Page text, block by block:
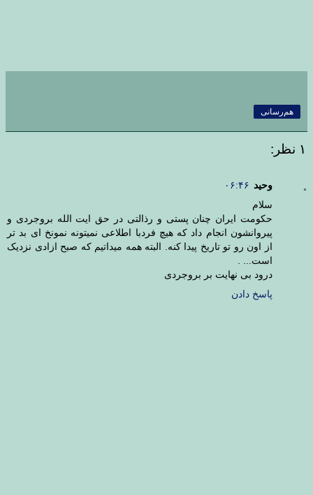
هم‌رسانی
۱ نظر:
وحید ۰۶:۴۶
سلام
حکومت ایران چنان پستی و رذالتی در حق ایت الله بروجردی و
پیروانشون انجام داد که هیچ فردبا اطلاعی نمیتونه نمونخ ای بد تر
از اون رو تو تاریخ پیدا کنه. البته همه میداتیم که صبح ازادی نزدیک
است... .
درود بی نهایت بر بروجردی
پاسخ دادن